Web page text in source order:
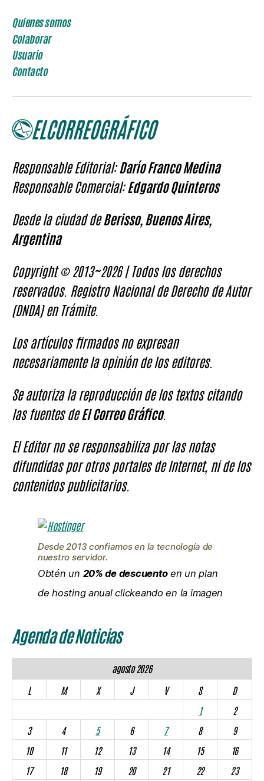
Quienes somos
Colaborar
Usuario
Contacto
Responsable Editorial:Darío Franco Medina
Responsable Comercial:Edgardo Quinteros
Desde la ciudad deBerisso, Buenos Aires,
Argentina
Copyright © 2013~2026 | Todos los derechos
reservados. Registro Nacional de Derecho de Autor
(DNDA) en Trámite.
Los artículos firmados no expresan
necesariamente la opinión de los editores.
Se autoriza la reproducción de los textos citando
las fuentes deEl Correo Gráfico.
El Editor no se responsabiliza por las notas
difundidas por otros portales de Internet, ni de los
contenidos publicitarios.
Desde 2013 confiamos en la tecnología de
nuestro servidor.
Obtén un 20% de descuentoen un plan
de hosting anual clickeando en la imagen
Agenda de Noticias
agosto 2026
L
M X J V S
D
1
2
3
4 5 6 7 8
9
10
11 12 13 14 15
16
17
18 19 20 21 22
23